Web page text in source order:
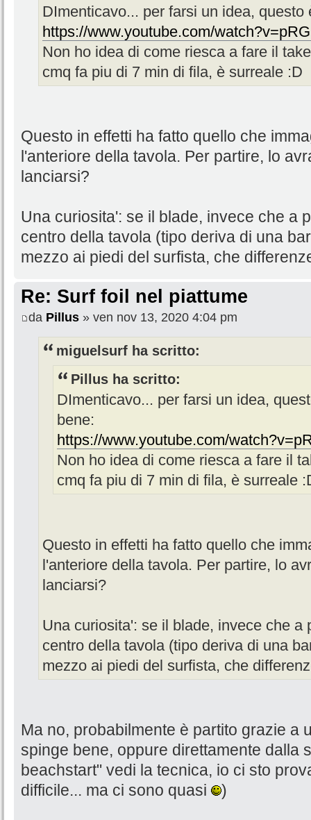
DImenticavo... per farsi un idea,
https://www.youtube.com/
Non ho idea di come riesca a fare il
cmq fa piu di 7 min di fila, è surreale :D
Questo in effetti ha fatto quello che
l'anteriore della tavola. Per partire, lo
lanciarsi?
Una curiosita': se il blade, invece che a
centro della tavola (tipo deriva di una
mezzo ai piedi del surfista, che
Re: Surf foil nel piattume
da Pillus » ven nov 13, 2020 4:04 pm
miguelsurf ha scritto:
Pillus ha scritto:
DImenticavo... per farsi un idea,
bene:
https://www.youtube.com/
Non ho idea di come riesca a fare il
cmq fa piu di 7 min di fila, è surreale
Questo in effetti ha fatto quello che
l'anteriore della tavola. Per partire, lo
lanciarsi?
Una curiosita': se il blade, invece che a
centro della tavola (tipo deriva di una
mezzo ai piedi del surfista, che
Ma no, probabilmente è partito grazie a
spinge bene, oppure direttamente dalla
beachstart" vedi la tecnica, io ci sto
difficile... ma ci sono quasi
)